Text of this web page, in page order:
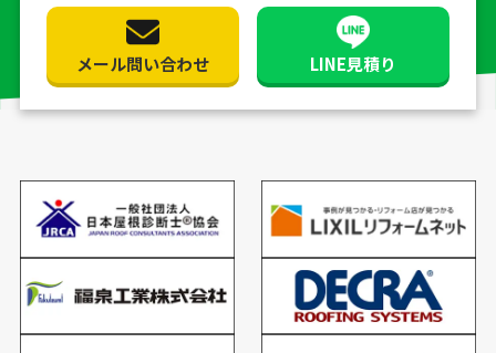
メール問い合わせ LINE見積り